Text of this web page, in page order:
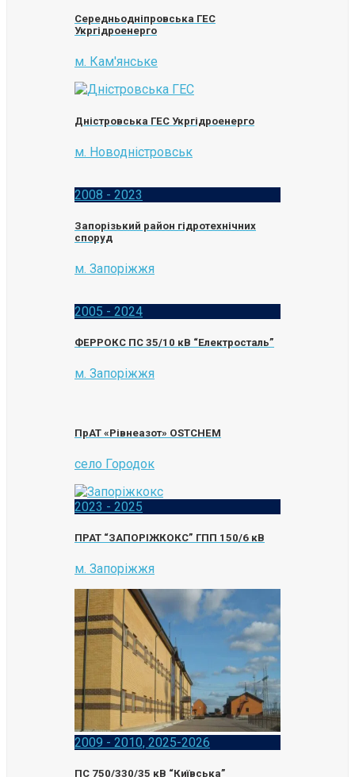
Середньодніпровська ГЕС
Укргідроенерго
м. Кам'янське
Дністровська ГЕС Укргідроенерго
м. Новодністровськ
2008 - 2023
Запорізький район гідротехнічних
споруд
м. Запоріжжя
2005 - 2024
ФЕРРОКС ПС 35/10 кВ “Електросталь”
м. Запоріжжя
ПрАТ «Рівнеазот» OSTCHEM
село Городок
2023 - 2025
ПРАТ “ЗАПОРІЖКОКС” ГПП 150/6 кВ
м. Запоріжжя
2009 - 2010, 2025-2026
ПС 750/330/35 кВ “Київська”